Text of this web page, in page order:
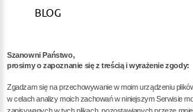
BLOG
ARTYKUŁY
Pozycjonowanie dla kancelarii
Szanowni Państwo,
prosimy o zapoznanie się z treścią i wyrażenie zgody:
Zgadzam się na przechowywanie w moim urządzeniu
w celach analizy moich zachowań w niniejszym Serwisie